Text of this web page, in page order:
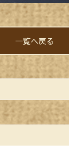
一覧へ戻る